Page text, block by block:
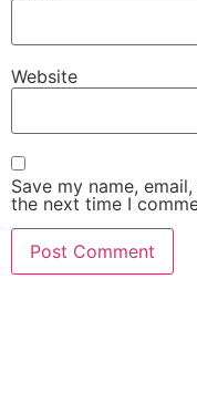
Website
Save my name,
the next time I